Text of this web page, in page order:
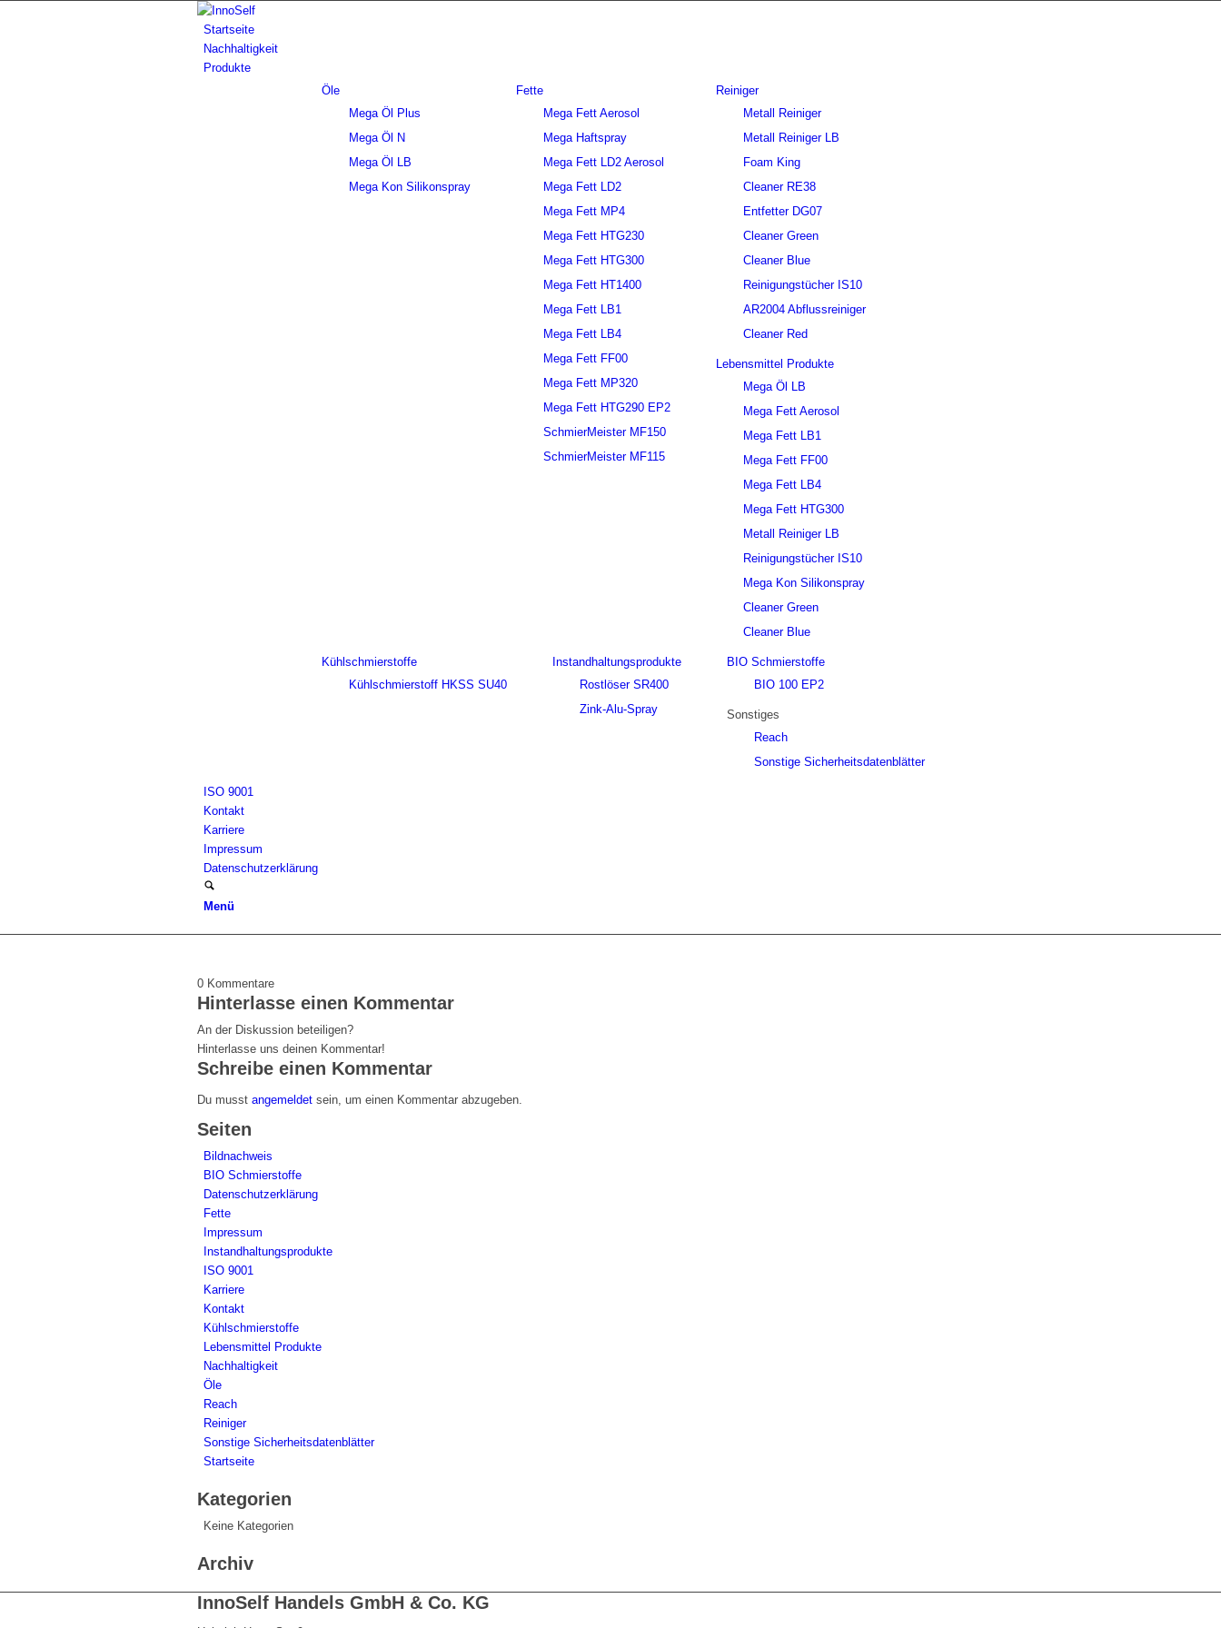
Startseite
Nachhaltigkeit
Produkte
Öle
Mega Öl Plus
Mega Öl N
Mega Öl LB
Mega Kon Silikonspray
Fette
Mega Fett Aerosol
Mega Haftspray
Mega Fett LD2 Aerosol
Mega Fett LD2
Mega Fett MP4
Mega Fett HTG230
Mega Fett HTG300
Mega Fett HT1400
Mega Fett LB1
Mega Fett LB4
Mega Fett FF00
Mega Fett MP320
Mega Fett HTG290 EP2
SchmierMeister MF150
SchmierMeister MF115
Reiniger
Metall Reiniger
Metall Reiniger LB
Foam King
Cleaner RE38
Entfetter DG07
Cleaner Green
Cleaner Blue
Reinigungstücher IS10
AR2004 Abflussreiniger
Cleaner Red
Lebensmittel Produkte
Mega Öl LB
Mega Fett Aerosol
Mega Fett LB1
Mega Fett FF00
Mega Fett LB4
Mega Fett HTG300
Metall Reiniger LB
Reinigungstücher IS10
Mega Kon Silikonspray
Cleaner Green
Cleaner Blue
Kühlschmierstoffe
Kühlschmierstoff HKSS SU40
Instandhaltungsprodukte
Rostlöser SR400
Zink-Alu-Spray
BIO Schmierstoffe
BIO 100 EP2
Sonstiges
Reach
Sonstige Sicherheitsdatenblätter
ISO 9001
Kontakt
Karriere
Impressum
Datenschutzerklärung
Menü
0 Kommentare
Hinterlasse einen Kommentar
An der Diskussion beteiligen?
Hinterlasse uns deinen Kommentar!
Schreibe einen Kommentar
Du musst angemeldet sein, um einen Kommentar abzugeben.
Seiten
Bildnachweis
BIO Schmierstoffe
Datenschutzerklärung
Fette
Impressum
Instandhaltungsprodukte
ISO 9001
Karriere
Kontakt
Kühlschmierstoffe
Lebensmittel Produkte
Nachhaltigkeit
Öle
Reach
Reiniger
Sonstige Sicherheitsdatenblätter
Startseite
Kategorien
Keine Kategorien
Archiv
InnoSelf Handels GmbH & Co. KG